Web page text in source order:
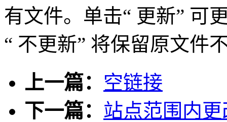
有文件。单击“ 更新” 可
“ 不更新” 将保留原文件
上一篇： 空链接
下一篇： 站点范围内